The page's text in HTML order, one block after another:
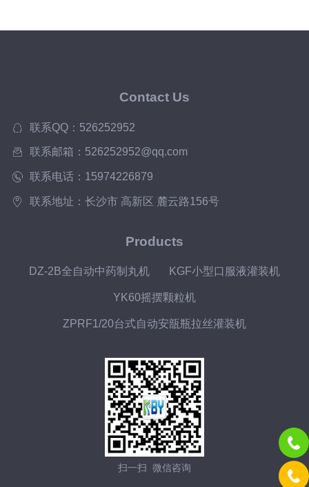
Contact Us
联系QQ：526252952
联系邮箱：526252952@qq.com
联系电话：15974226879
联系地址：长沙市 高新区 麓云路156号
Products
DZ-2B全自动中药制丸机 KGF小型口服液灌装机
YK60摇摆颗粒机
ZPRF1/20台式自动安瓿瓶拉丝灌装机
扫一扫 微信咨询